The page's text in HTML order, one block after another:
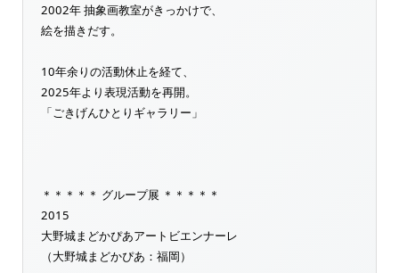
2002年 抽象画教室がきっかけで、
絵を描きだす。
10年余りの活動休止を経て、
2025年より表現活動を再開。
「ごきげんひとりギャラリー」
＊＊＊＊＊ グループ展 ＊＊＊＊＊
2015
大野城まどかぴあアートビエンナーレ
（大野城まどかぴあ：福岡）